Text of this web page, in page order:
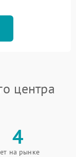
центра
4
на рынке